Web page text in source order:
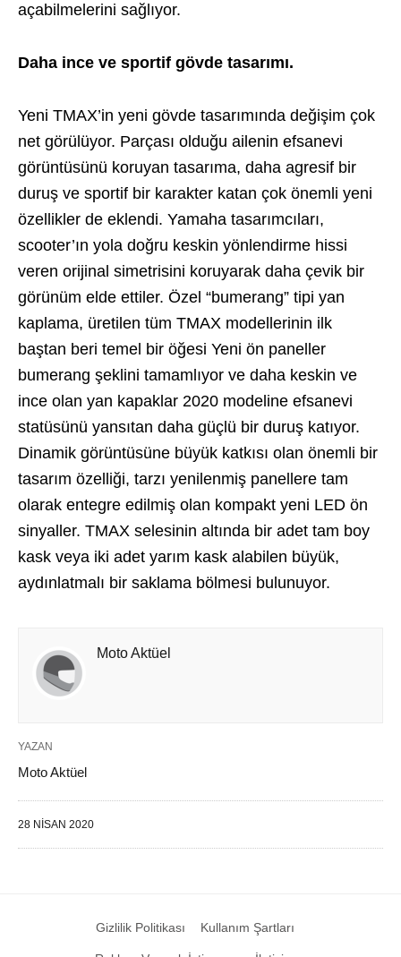
açabilmelerini sağlıyor.
Daha ince ve sportif gövde tasarımı.
Yeni TMAX’in yeni gövde tasarımında değişim çok
net görülüyor. Parçası olduğu ailenin efsanevi
görüntüsünü koruyan tasarıma, daha agresif bir
duruş ve sportif bir karakter katan çok önemli yeni
özellikler de eklendi. Yamaha tasarımcıları,
scooter’ın yola doğru keskin yönlendirme hissi
veren orijinal simetrisini koruyarak daha çevik bir
görünüm elde ettiler. Özel “bumerang” tipi yan
kaplama, üretilen tüm TMAX modellerinin ilk
baştan beri temel bir öğesi Yeni ön paneller
bumerang şeklini tamamlıyor ve daha keskin ve
ince olan yan kapaklar 2020 modeline efsanevi
statüsünü yansıtan daha güçlü bir duruş katıyor.
Dinamik görüntüsüne büyük katkısı olan önemli bir
tasarım özelliği, tarzı yenilenmiş panellere tam
olarak entegre edilmiş olan kompakt yeni LED ön
sinyaller. TMAX selesinin altında bir adet tam boy
kask veya iki adet yarım kask alabilen büyük,
aydınlatmalı bir saklama bölmesi bulunuyor.
Moto Aktüel
YAZAN
Moto Aktüel
28 NISAN 2020
Gizlilik Politikası Kullanım Şartları